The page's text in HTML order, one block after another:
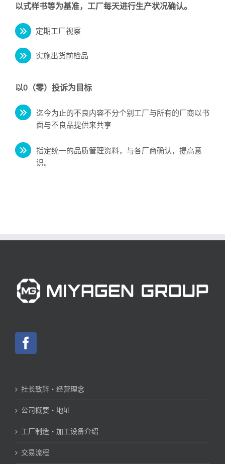
以式样书等为基准，工厂每天进行生产状况确认。
定期工厂视察
实施出货前检品
以0（零）投诉为目标
迄今为止的不良内容不分个别工厂与所有的厂商以书
面与不良品提供来共享
指定统一的品质管理资料，与各厂商确认，提高意
识。
社长致辞・经营理念
公司概要・地址
工厂制造・加工设备介绍
交易流程